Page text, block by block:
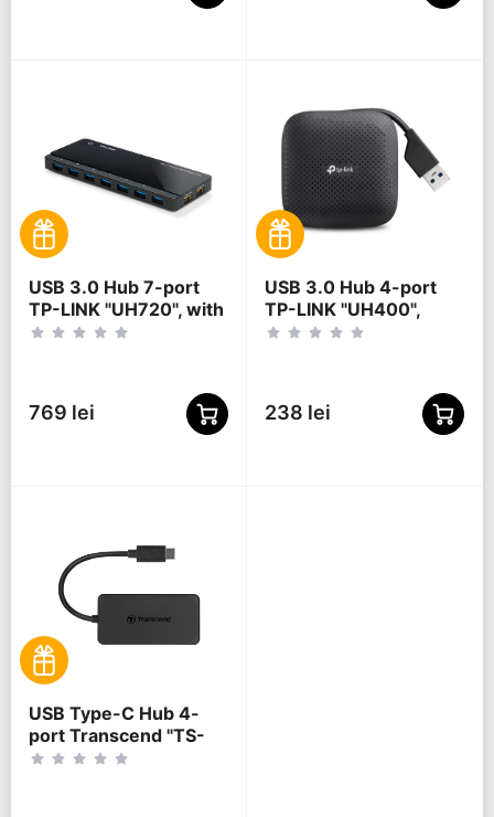
USB 3.0 Hub 7-port
TP-LINK "UH720", with
2 Charging Ports,
769 lei
USB 3.0 Hub 4-port
TP-LINK "UH400",
Black
238 lei
USB Type-C Hub 4-
port Transcend "TS-
HUB2C" Black (1xUSB